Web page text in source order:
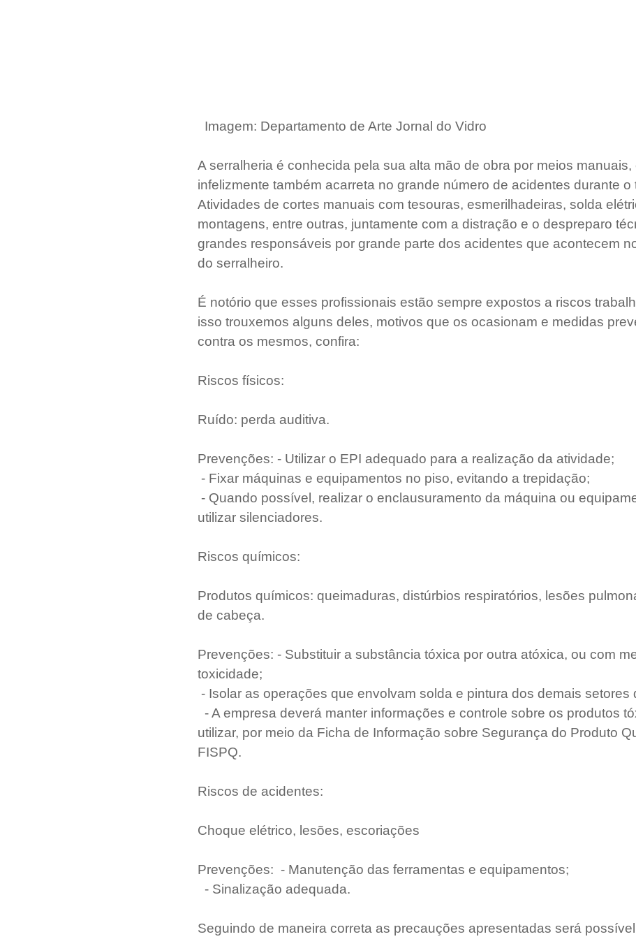
Imagem: Departamento de Arte Jornal do Vidro
A serralheria é conhecida pela sua alta mão de obra por meios manuais,
infelizmente também acarreta no grande número de acidentes durante o
Atividades de cortes manuais com tesouras, esmerilhadeiras, solda
montagens, entre outras, juntamente com a distração e o despreparo
grandes responsáveis por grande parte dos acidentes que acontecem
do serralheiro.
É notório que esses profissionais estão sempre expostos a riscos
isso trouxemos alguns deles, motivos que os ocasionam e medidas
contra os mesmos, confira:
Riscos físicos:
Ruído: perda auditiva.
Prevenções: - Utilizar o EPI adequado para a realização da atividade;
- Fixar máquinas e equipamentos no piso, evitando a trepidação;
- Quando possível, realizar o enclausuramento da máquina ou
utilizar silenciadores.
Riscos químicos:
Produtos químicos: queimaduras, distúrbios respiratórios, lesões
de cabeça.
Prevenções: - Substituir a substância tóxica por outra atóxica, ou com
toxicidade;
- Isolar as operações que envolvam solda e pintura dos demais setores
- A empresa deverá manter informações e controle sobre os produtos
utilizar, por meio da Ficha de Informação sobre Segurança do Produto
FISPQ.
Riscos de acidentes:
Choque elétrico, lesões, escoriações
Prevenções:  - Manutenção das ferramentas e equipamentos;
- Sinalização adequada.
Seguindo de maneira correta as precauções apresentadas será